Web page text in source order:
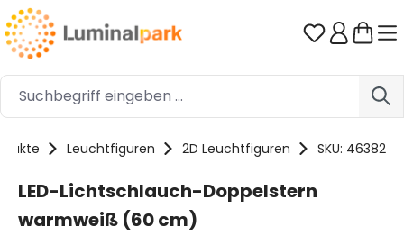
Zum Hauptinhalt springen Du hast 0
Leuchtfiguren 2D Leuchtfiguren SKU: 46382
LED-Lichtschlauch-Doppelstern
warmweiß (60 cm)